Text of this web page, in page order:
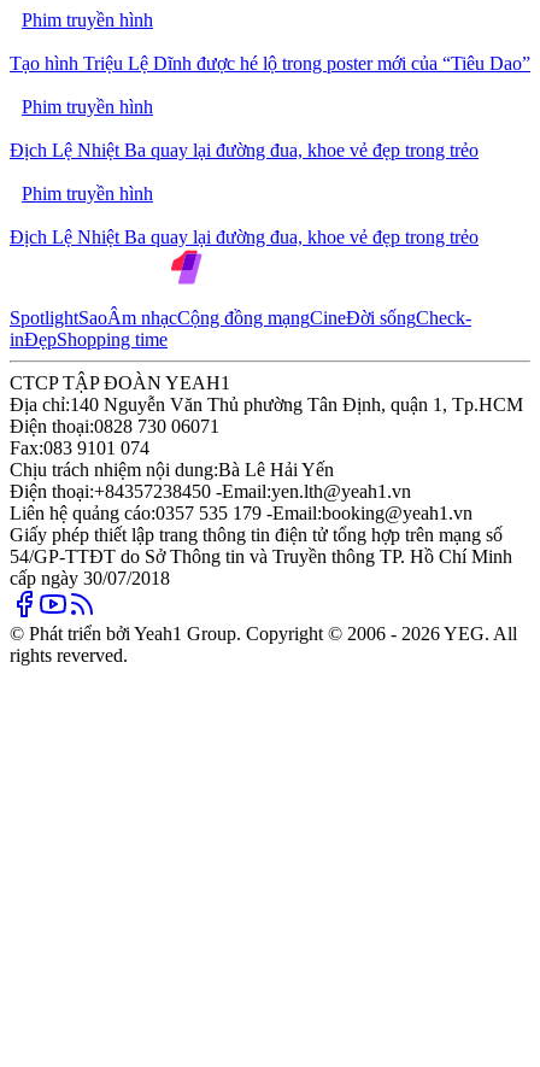
Phim truyền hình
Tạo hình Triệu Lệ Dĩnh được hé lộ trong poster mới của “Tiêu Dao”
Phim truyền hình
Địch Lệ Nhiệt Ba quay lại đường đua, khoe vẻ đẹp trong trẻo
Phim truyền hình
Địch Lệ Nhiệt Ba quay lại đường đua, khoe vẻ đẹp trong trẻo
SpotlightSaoÂm nhạcCộng đồng mạngCineĐời sốngCheck-
inĐẹpShopping time
CTCP TẬP ĐOÀN YEAH1
Địa chỉ:140 Nguyễn Văn Thủ phường Tân Định, quận 1, Tp.HCM
Điện thoại:0828 730 06071
Fax:083 9101 074
Chịu trách nhiệm nội dung:Bà Lê Hải Yến
Điện thoại:+84357238450 -Email:yen.lth@yeah1.vn
Liên hệ quảng cáo:0357 535 179 -Email:booking@yeah1.vn
Giấy phép thiết lập trang thông tin điện tử tổng hợp trên mạng số
54/GP-TTĐT do Sở Thông tin và Truyền thông TP. Hồ Chí Minh
cấp ngày 30/07/2018
© Phát triển bởi Yeah1 Group. Copyright © 2006 - 2026 YEG. All
rights reverved.